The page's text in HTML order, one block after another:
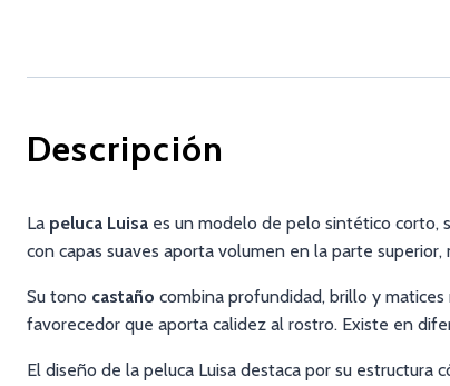
Descripción
La peluca Luisa es un modelo de pelo sintético corto,
con capas suaves aporta volumen en la parte
Su tono castaño combina profundidad, brillo y
favorecedor que aporta calidez al rostro. Existe en
El diseño de la peluca Luisa destaca por su